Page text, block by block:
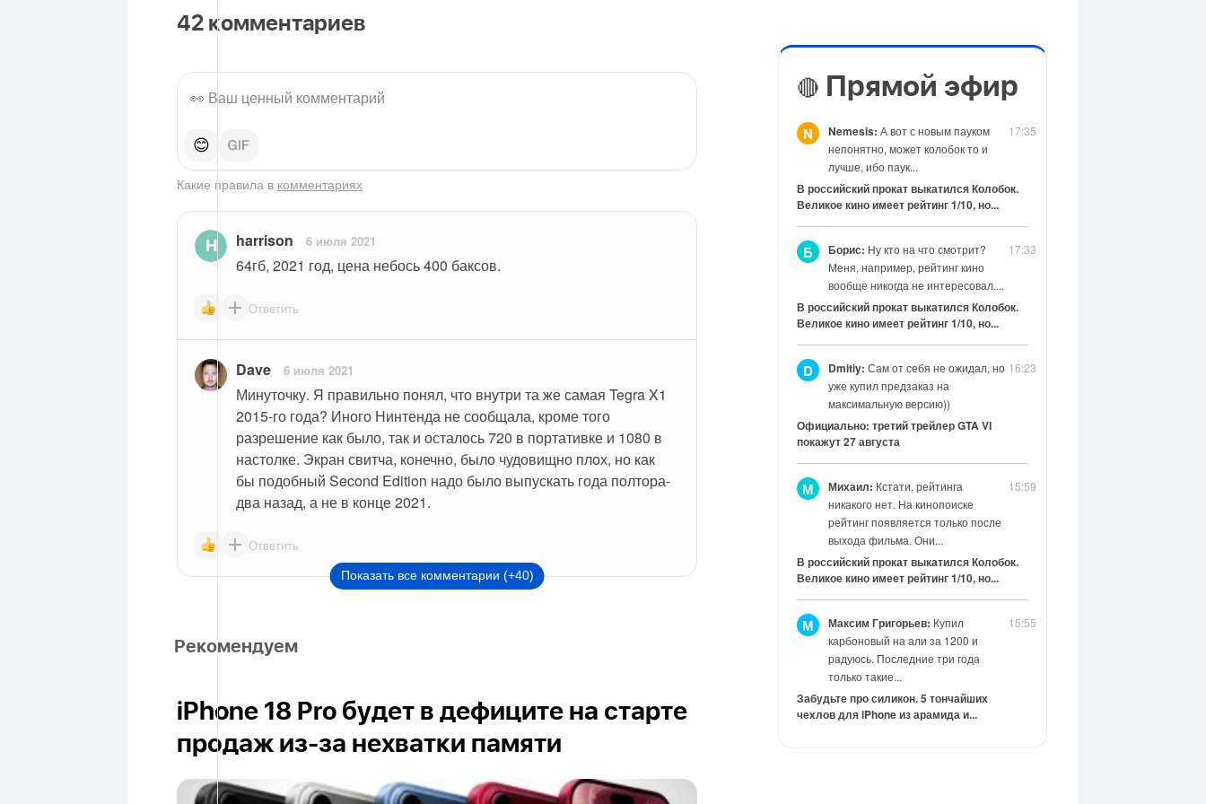
42 комментариев
😊
Какие правила в комментариях
harrison 6 июля 2021
64гб, 2021 год, цена небось 400 баксов.
Ответить
Dave 6 июля 2021
Минуточку. Я правильно понял, что внутри та же самая Tegra X1
2015-го года? Иного Нинтенда не сообщала, кроме того
разрешение как было, так и осталось 720 в портативке и 1080 в
настолке. Экран свитча, конечно, было чудовищно плох, но как
бы подобный Second Edition надо было выпускать года полтора-
два назад, а не в конце 2021.
Ответить
Показать все комментарии (+40)
Рекомендуем
iPhone 18 Pro будет в дефиците на старте
продаж из-за нехватки памяти
🔴 Прямой эфир
17:35
N Nemesis: А вот с новым пауком
непонятно, может колобок то и
лучше, ибо паук...
В российский прокат выкатился Колобок.
Великое кино имеет рейтинг 1/10, но...
17:33
Б Борис: Ну кто на что смотрит?
Меня, например, рейтинг кино
вообще никогда не интересовал....
В российский прокат выкатился Колобок.
Великое кино имеет рейтинг 1/10, но...
16:23
D Dmitiy: Сам от себя не ожидал, но
уже купил предзаказ на
максимальную версию))
Официально: третий трейлер GTA VI
покажут 27 августа
15:59
М Михаил: Кстати, рейтинга
никакого нет. На кинопоиске
рейтинг появляется только после
выхода фильма. Они...
В российский прокат выкатился Колобок.
Великое кино имеет рейтинг 1/10, но...
15:55
М Максим Григорьев: Купил
карбоновый на али за 1200 и
радуюсь. Последние три года
только такие...
Забудьте про силикон. 5 тончайших
чехлов для iPhone из арамида и...